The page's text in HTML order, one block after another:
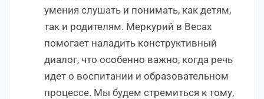
умения слушать и понимать, как детям,
так и родителям. Меркурий в Весах
помогает наладить конструктивный
диалог, что особенно важно, когда речь
идет о воспитании и образовательном
процессе. Мы будем стремиться к тому,